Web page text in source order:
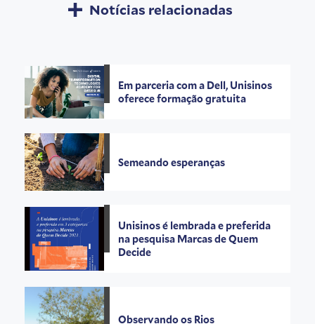
Notícias relacionadas
Em parceria com a Dell, Unisinos
oferece formação gratuita
Semeando esperanças
Unisinos é lembrada e preferida
na pesquisa Marcas de Quem
Decide
Observando os Rios